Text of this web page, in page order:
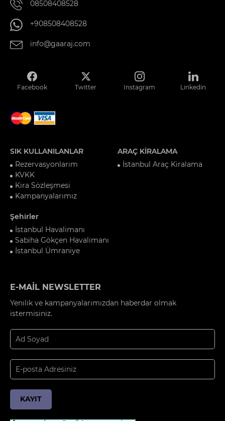
08508408528
+908508408528
info@gaaraj.com
Facebook Twitter Instagram Linkedin
SIK KULLANILANLAR
Rezervasyonlarım
KVKK
Kira Sözleşmesi
Kampanyalarımız
ARAÇ KİRALAMA
İstanbul Araç Kiralama
Şehirler
İstanbul Havalimanı
Sabiha Gökçen Havalimanı
İstanbul Ümraniye
E-MAİL NEWSLETTER
Yenilik ve kampanyalarımızdan haberdar olmak
istermisiniz.
KAYIT